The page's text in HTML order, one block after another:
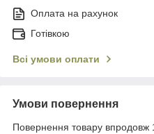
Оплата на рахунок
Готівкою
Всі умови оплати
Умови повернення
Повернення товару впродовж